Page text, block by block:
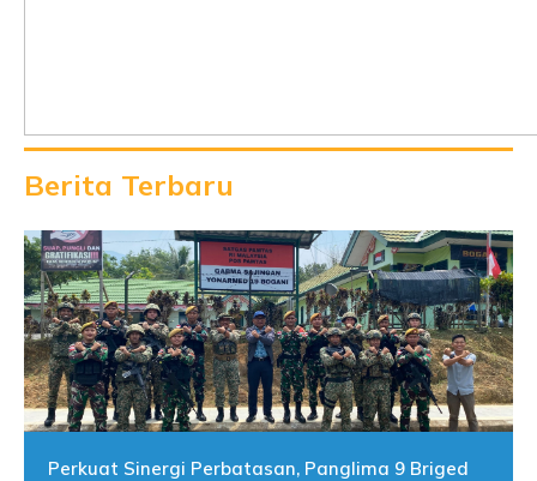
Berita Terbaru
Perkuat Sinergi Perbatasan, Panglima 9 Briged